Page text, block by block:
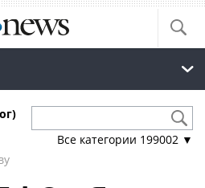
Все категории 199002 ▼